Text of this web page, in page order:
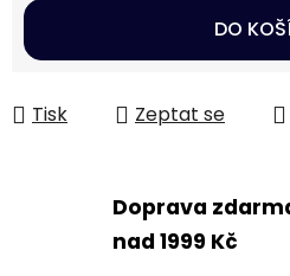
Měrná cena:
DO
Tisk Zeptat se
Doprava
nad 1999 Kč